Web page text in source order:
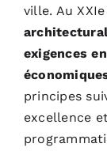
ville. Au
exigences
principes
excellence